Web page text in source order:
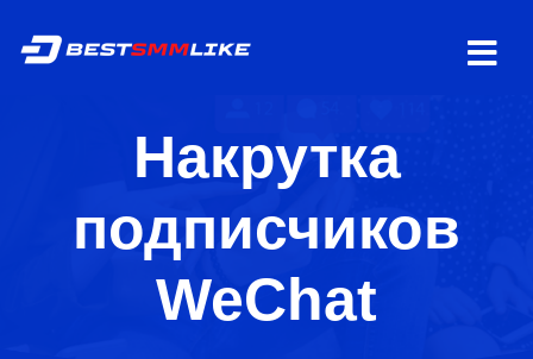
Накрутка
подписчиков
WeChat